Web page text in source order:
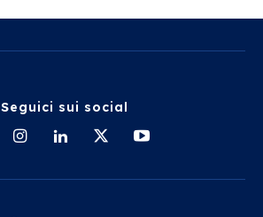
Seguici sui social